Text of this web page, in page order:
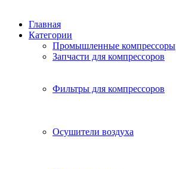
Главная
Категории
Промышленные компрессоры
Запчасти для компрессоров
Фильтры для компрессоров
Осушители воздуха